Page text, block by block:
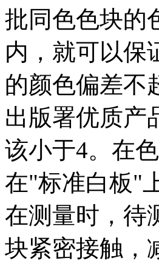
批同色色块的
内，就可以保
的颜色偏差不
出版署优质产
该小于4。在
在"标准白板"
在测量时，待
块紧密接触，